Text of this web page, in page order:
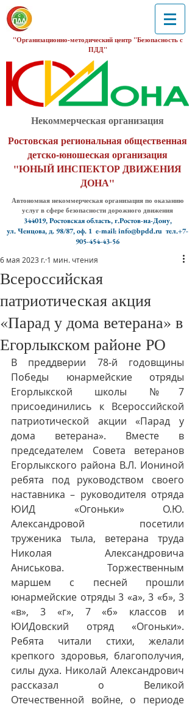
"Организационно-методический центр "Безопасность с
ПДД"
Некоммерческая организация
Ростовская региональная общественная
детско-юношеская организация
"ЮНЫЙ ИНСПЕКТОР ДВИЖЕНИЯ
ДОНА"
Автономная некоммерческая организация по оказанию
услуг в сфере безопасности дорожного движения
344019, Ростовская область, г.Ростов-на-Дону,
ул. Ченцова, д. 98/87, оф. 1 e-mail: info@bpdd.ru тел.+7-
905-454-43-56
Всероссийская
патриотическая акция
«Парад у дома ветерана» в
Егорлыкском районе РО
6 мая 2023 г. 1 мин. чтения
В преддверии 78-й годовщины
Победы юнармейские отряды
Егорлыкской школы №7
присоединились к Всероссийской
патриотической акции «Парад у
дома ветерана». Вместе в
председателем Совета ветеранов
Егорлыкского района В.Л. Иониной
ребята под руководством своего
наставника – руководителя отряда
ЮИД «Огоньки» О.Ю.
Александровой посетили
труженика тыла, ветерана труда
Николая Александровича
Аниськова. Торжественным
маршем с песней прошли
юнармейские отряды 3 «а», 3 «б», 3
«в», 3 «г», 7 «б» классов и
ЮИДовский отряд «Огоньки».
Ребята читали стихи, желали
крепкого здоровья, благополучия,
силы духа. Николай Александрович
рассказал о Великой
Отечественной войне, о периоде